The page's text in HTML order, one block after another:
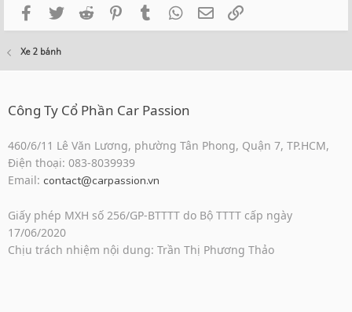
FacebookTwitterReddit PinterestTumblrWhatsApp
Email
Xe 2 bánh
Công Ty Cổ Phần Car Passion
460/6/11 Lê Văn Lương, phường Tân Phong, Quận 7, TP.HCM,
Điện thoại: 083-8039939
Email: contact@carpassion.vn
Giấy phép MXH số 256/GP-BTTTT do Bộ TTTT cấp ngày
17/06/2020
Chịu trách nhiệm nội dung: Trần Thị Phương Thảo